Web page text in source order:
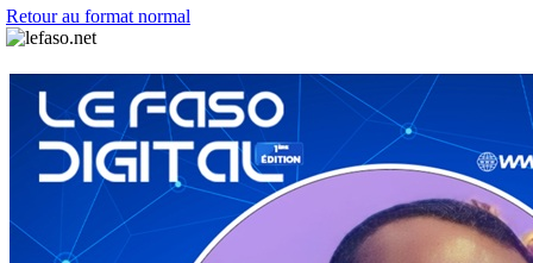
Retour au format normal